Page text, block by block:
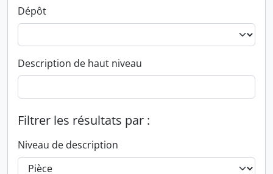
Dépôt
Description de haut niveau
Filtrer les résultats par :
Niveau de description